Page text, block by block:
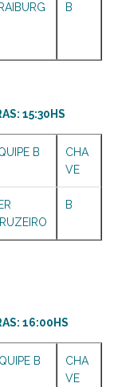
B
15:30HS
B
CHA
VE
B
16:00HS
B
CHA
VE